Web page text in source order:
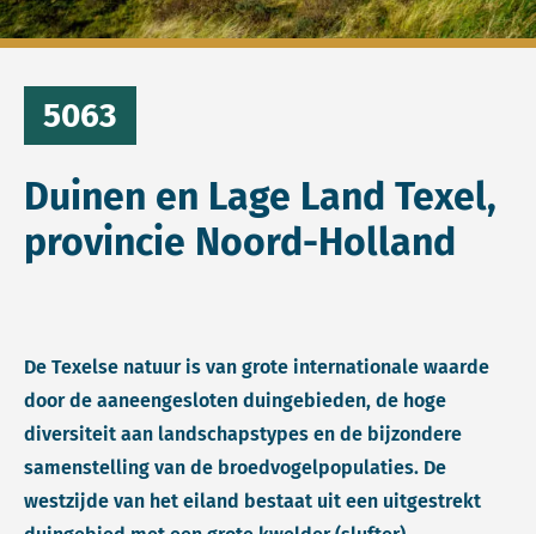
5063
Duinen en Lage Land Texel,
provincie Noord-Holland
De Texelse natuur is van grote internationale waarde
door de aaneengesloten duingebieden, de hoge
diversiteit aan landschapstypes en de bijzondere
samenstelling van de broedvogelpopulaties. De
westzijde van het eiland bestaat uit een uitgestrekt